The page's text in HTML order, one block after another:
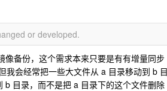
or developed.
备份，这个需求本来只要是有有增量同步
我会经常把一些大文件从 a 目录移动到 b 目
目录，而不是把 a 目录下的这个文件删除